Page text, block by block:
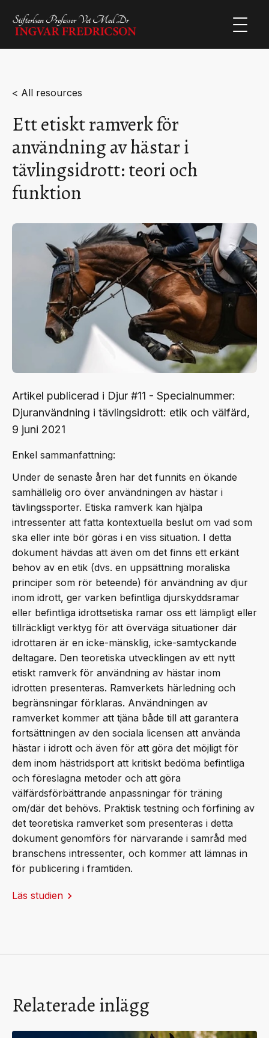
< All resources
Ett etiskt ramverk för
användning av hästar i
tävlingsidrott: teori och
funktion
Artikel publicerad i Djur #11 - Specialnummer:
Djuranvändning i tävlingsidrott: etik och välfärd,
9 juni 2021
Enkel sammanfattning:
Under de senaste åren har det funnits en ökande
samhällelig oro över användningen av hästar i
tävlingssporter. Etiska ramverk kan hjälpa
intressenter att fatta kontextuella beslut om vad som
ska eller inte bör göras i en viss situation. I detta
dokument hävdas att även om det finns ett erkänt
behov av en etik (dvs. en uppsättning moraliska
principer som rör beteende) för användning av djur
inom idrott, ger varken befintliga djurskyddsramar
eller befintliga idrottsetiska ramar oss ett lämpligt eller
tillräckligt verktyg för att överväga situationer där
idrottaren är en icke-mänsklig, icke-samtyckande
deltagare. Den teoretiska utvecklingen av ett nytt
etiskt ramverk för användning av hästar inom
idrotten presenteras. Ramverkets härledning och
begränsningar förklaras. Användningen av
ramverket kommer att tjäna både till att garantera
fortsättningen av den sociala licensen att använda
hästar i idrott och även för att göra det möjligt för
dem inom hästridsport att kritiskt bedöma befintliga
och föreslagna metoder och att göra
välfärdsförbättrande anpassningar för träning
om/där det behövs. Praktisk testning och förfining av
det teoretiska ramverket som presenteras i detta
dokument genomförs för närvarande i samråd med
branschens intressenter, och kommer att lämnas in
för publicering i framtiden.
Läs studien
Relaterade inlägg